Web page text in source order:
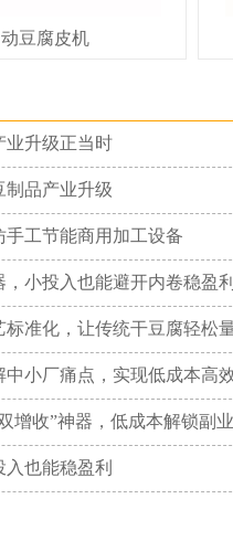
豆腐皮机
业升级正当时
制品产业升级
工节能商用加工设备
小投入也能避开内卷稳盈利
准化，让传统干豆腐轻松
小厂痛点，实现低成本高
增收”神器，低成本解锁副
也能稳盈利